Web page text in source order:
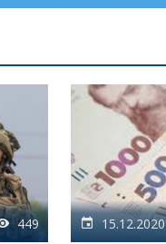
449 15.12.2020